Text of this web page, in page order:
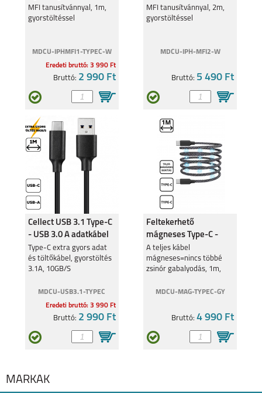
töltőkábel
MFI tanusítvánnyal, 1m,
gyorstöltéssel
MDCU-IPHMFI1-TYPEC-W
Eredeti bruttó: 3 990 Ft
Bruttó: 2 990 Ft
töltőkábel
MFI tanusítvánnyal, 2m,
gyorstöltéssel
MDCU-IPH-MFI2-W
Bruttó: 5 490 Ft
Cellect USB 3.1 Type-C
- USB 3.0 A adatkábel
Type-C extra gyors adat
és töltőkábel, gyorstöltés
3.1A, 10GB/S
MDCU-USB3.1-TYPEC
Eredeti bruttó: 3 990 Ft
Bruttó: 2 990 Ft
Feltekerhető
mágneses Type-C -
Type-C kábel
A teljes kábel
mágneses=nincs többé
zsinór gabalyodás, 1m,
MDCU-MAG-TYPEC-GY
Bruttó:4 990 Ft
MÁRKÁK